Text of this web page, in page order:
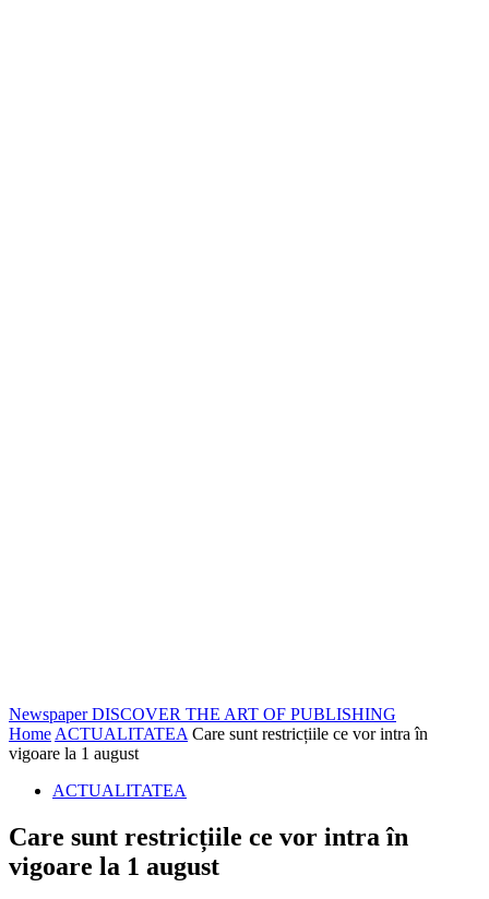
Newspaper DISCOVER THE ART OF PUBLISHING
Home ACTUALITATEA Care sunt restricțiile ce vor intra în
vigoare la 1 august
ACTUALITATEA
Care sunt restricțiile ce vor intra în
vigoare la 1 august